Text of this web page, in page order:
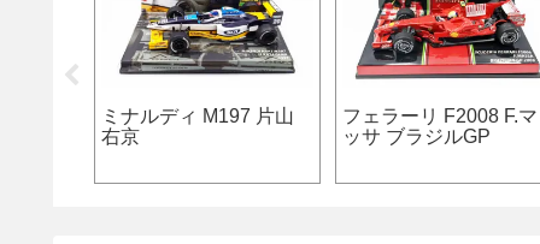
スインディア
N.ヒュルケンベ
コーギー マクラーレン
MP4-28 S.ペレス
デアゴF1
タス79 M.